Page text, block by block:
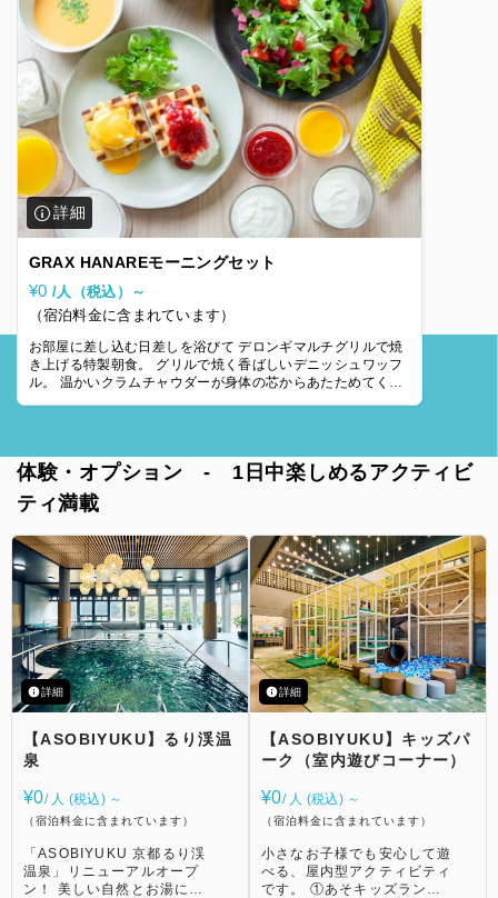
GRAX HANAREモーニングセット
¥0 /人（税込）～
（宿泊料金に含まれています）
お部屋に差し込む日差しを浴びて デロンギマルチグリルで焼
き上げる特製朝食。 グリルで焼く香ばしいデニッシュワッフ
ル。 温かいクラムチャウダーが身体の芯からあたためてくれ
体験・オプション - 1日中楽しめるアクティビ
ティ満載
詳細
【ASOBIYUKU】るり渓温
泉
¥0/ 人 (税込) ～
（宿泊料金に含まれています）
「ASOBIYUKU 京都るり渓
温泉」リニューアルオープ
ン！ 美しい自然とお湯に癒
詳細
【ASOBIYUKU】キッズパ
ーク（室内遊びコーナー）
¥0/ 人 (税込) ～
（宿泊料金に含まれています）
小さなお子様でも安心して遊
べる、屋内型アクティビティ
です。 ①あそキッズランド